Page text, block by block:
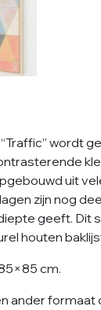
wordt
uit
zijn nog
geeft. Dit
houten
cm.
ander